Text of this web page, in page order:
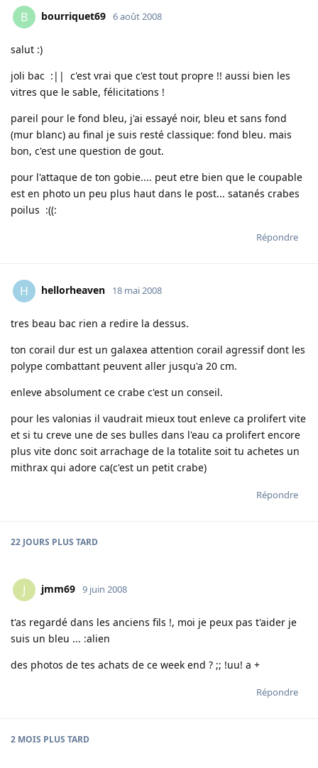
B bourriquet69 6 août 2008
salut :)
joli bac :|| c'est vrai que c'est tout propre !! aussi bien les
vitres que le sable, félicitations !
pareil pour le fond bleu, j'ai essayé noir, bleu et sans fond
(mur blanc) au final je suis resté classique: fond bleu. mais
bon, c'est une question de gout.
pour l'attaque de ton gobie.... peut etre bien que le coupable
est en photo un peu plus haut dans le post... satanés crabes
poilus :((:
Répondre
H hellorheaven 18 mai 2008
tres beau bac rien a redire la dessus.
ton corail dur est un galaxea attention corail agressif dont les
polype combattant peuvent aller jusqu'a 20 cm.
enleve absolument ce crabe c'est un conseil.
pour les valonias il vaudrait mieux tout enleve ca prolifert vite
et si tu creve une de ses bulles dans l'eau ca prolifert encore
plus vite donc soit arrachage de la totalite soit tu achetes un
mithrax qui adore ca(c'est un petit crabe)
Répondre
22 JOURS PLUS TARD
J jmm69 9 juin 2008
t'as regardé dans les anciens fils !, moi je peux pas t'aider je
suis un bleu ... :alien
des photos de tes achats de ce week end ? ;; !uu! a +
Répondre
2 MOIS PLUS TARD